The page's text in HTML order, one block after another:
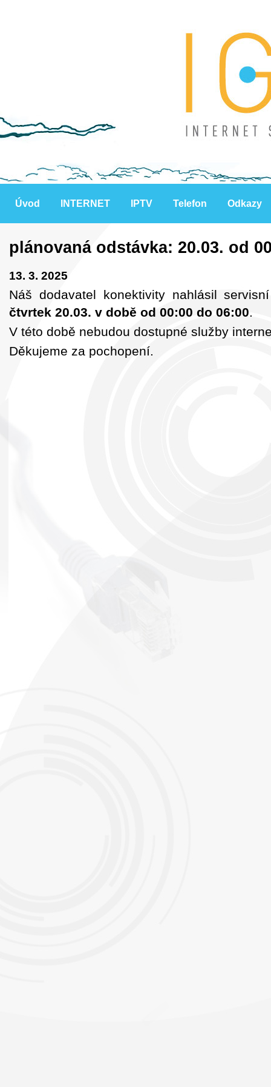
Úvod INTERNET IPTV Telefon Odkazy
plánovaná odstávka: 20.03. od
13. 3. 2025
Náš dodavatel konektivity nahlásil
čtvrtek 20.03. v době od 00:00 do 06:00.
V této době nebudou dostupné služby
Děkujeme za pochopení.